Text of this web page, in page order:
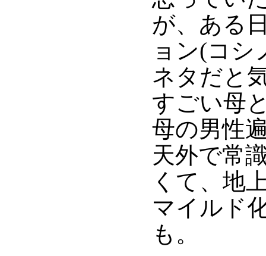
が、ある
ョン(コシ
ネタだと
すごい母
母の男性
天外で常
くて、地
マイルド
も。